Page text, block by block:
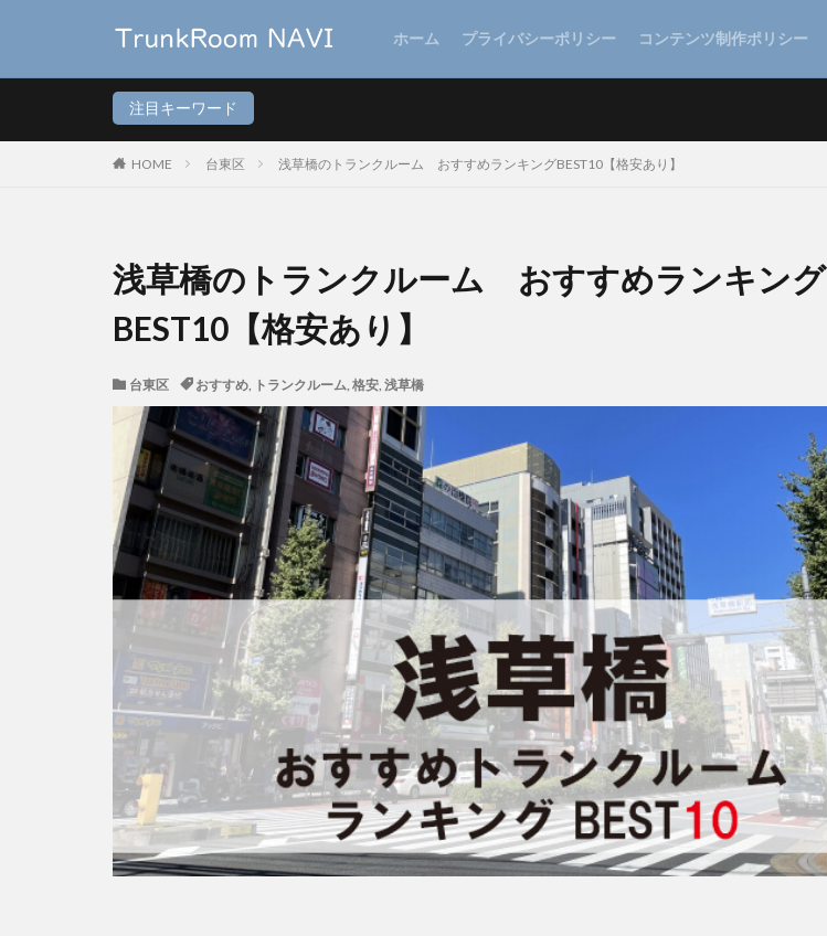
ホーム プライバシーポリシー コンテンツ制作ポリシー
注目キーワード
HOME 台東区 浅草橋のトランクルーム おすすめランキングBEST10【格安あり】
浅草橋のトランクルーム おすすめランキング
BEST10【格安あり】
台東区 おすすめ, トランクルーム, 格安, 浅草橋